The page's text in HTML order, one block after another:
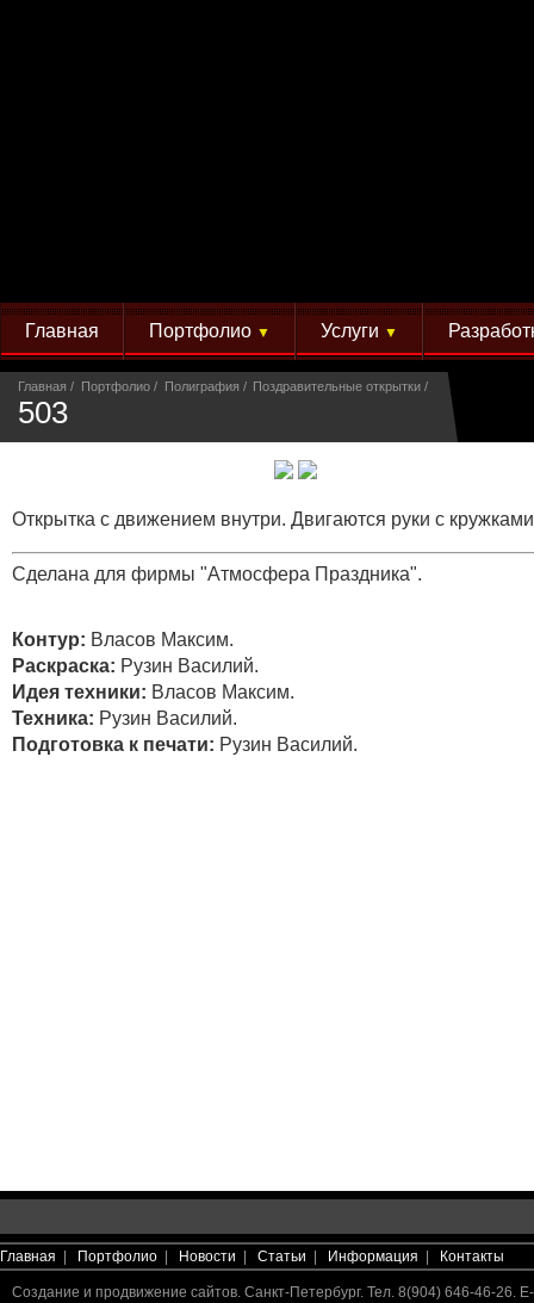
Главная Портфолио ▼ Услуги ▼
Главная Портфолио Полиграфия Поздравительные открытки
503
Открытка с движением внутри. Двигаются руки с
Сделана для фирмы "Атмосфера Праздника".
Контур: Власов Максим.
Раскраска: Рузин Василий.
Идея техники: Власов Максим.
Техника: Рузин Василий.
Подготовка к печати: Рузин Василий.
Главная Портфолио Новости Статьи Информация Контакты
Создание и продвижение сайтов. Санкт-Петербург. Тел. 8(904) 646-46-26.